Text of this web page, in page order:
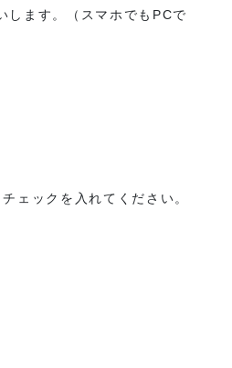
します。（スマホでもPCで
ェックを入れてください。